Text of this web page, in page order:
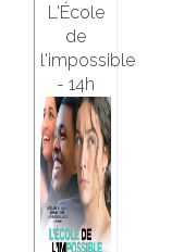
L'École
de
l'impossible
- 14h